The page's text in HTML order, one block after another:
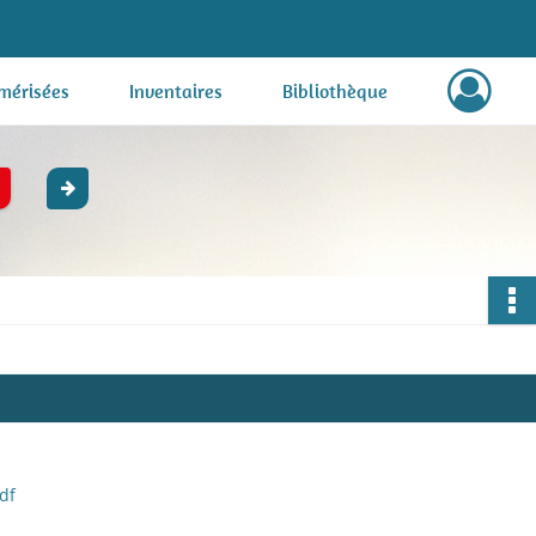
Inventaires Bibliothèque